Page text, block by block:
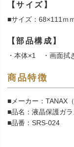
【サイズ】
■サイズ：68×111ｍ
【部品構成】
・本体×1 ・画面拭
商品特徴
■メーカー：TANAX
■品名：液晶保護ガ
■品番：SRS-024